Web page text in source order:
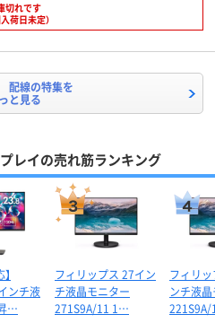
切れです
入荷日未定）
線の特集を
と見る
レイの売れ筋ランキング
ンチ液
…
フィリップス 27イン
チ液晶モニター
271S9A/11 1…
フィリ
ンチ液